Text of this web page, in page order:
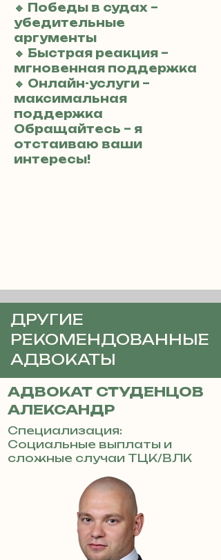
🔹 Победы в судах –
убедительные
аргументы
🔹 Быстрая реакция –
мгновенная поддержка
🔹 Онлайн-услуги –
максимальная
поддержка
Обращайтесь – я
отстаиваю ваши
интересы!
ДРУГИЕ
РЕКОМЕНДОВАННЫЕ
АДВОКАТЫ
АДВОКАТ СТУДЕНЦОВ
АЛЕКСАНДР
Специализация:
Социальные выплаты и
сложные случаи ТЦК/ВЛК